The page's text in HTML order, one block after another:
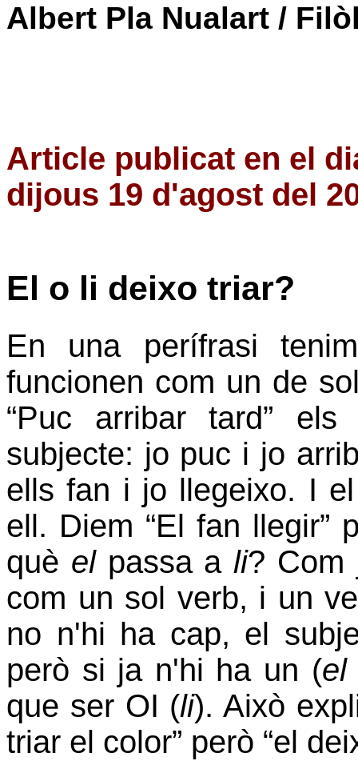
Albert Pla Nualart /
Article publicat en el
dijous 19 d'agost del
El o li deixo triar?
En una perífrasi
funcionen com un de
“Puc arribar tard”
subjecte: jo puc i jo
ells fan i jo llegeixo. I
ell. Diem “El fan llegir”
què elpassa a li? Com
com un sol verb, i un
no n'hi ha cap, el
però si ja n'hi ha un (el
que ser OI (li). Això
triar el color” però “el